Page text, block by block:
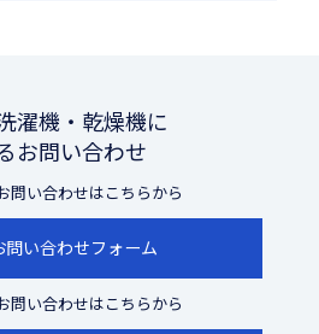
濯機・乾燥機に
お問い合わせ
問い合わせはこちらから
問い合わせフォーム
問い合わせはこちらから